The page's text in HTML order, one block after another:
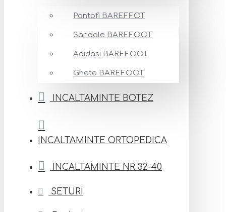
Pantofi BAREFFOT
Sandale BAREFOOT
Adidasi BAREFOOT
Ghete BAREFOOT
INCALTAMINTE BOTEZ
INCALTAMINTE ORTOPEDICA
INCALTAMINTE NR 32-40
SETURI